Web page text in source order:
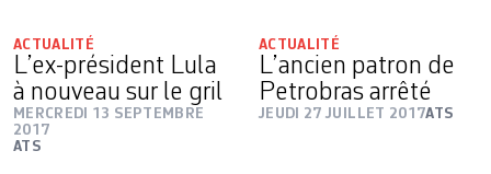
ACTUALITÉ
L’ex-président Lula
à nouveau sur le gril
MERCREDI 13 SEPTEMBRE
2017
ATS
ACTUALITÉ
L’ancien patron de
Petrobras arrêté
JEUDI 27 JUILLET 2017ATS